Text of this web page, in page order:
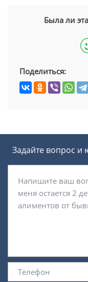
Была ли
Поделиться:
Задайте вопрос и